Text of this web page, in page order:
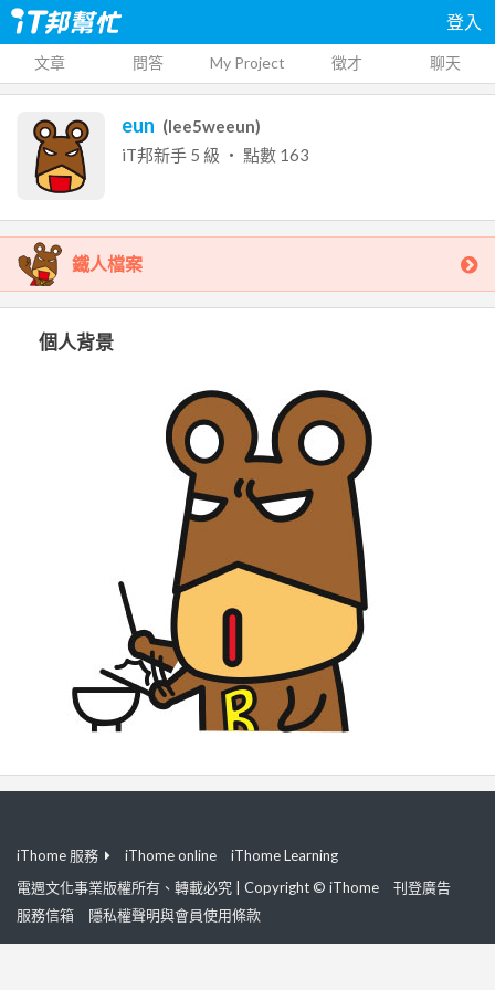
登入
文章 問答 My Project 徵才 聊天
eun (lee5weeun)
iT邦新手 5 級 ‧ 點數 163
鐵人檔案
個人背景
iThome 服務 iThome online
iThome Learning
電週文化事業版權所有、轉載必究 | Copyright © iThome
刊登廣告
服務信箱
隱私權聲明與會員使用條款